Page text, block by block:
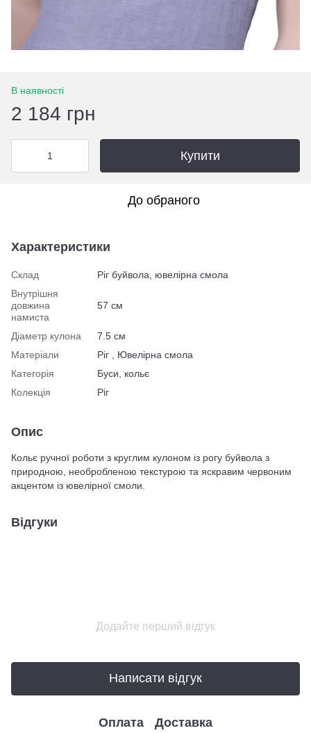
В наявності
2 184 грн
Купити
До обраного
Характеристики
Склад
Ріг буйвола, ювелірна смола
Внутрішня
довжина
намиста
57 см
Діаметр кулона
7.5 см
Матеріали
Ріг , Ювелірна смола
Категорія
Буси, кольє
Колекція
Ріг
Опис
Кольє ручної роботи з круглим кулоном із рогу буйвола з
природною, необробленою текстурою та яскравим червоним
акцентом із ювелірної смоли.
Відгуки
Додайте перший відгук
Написати відгук
Оплата Доставка